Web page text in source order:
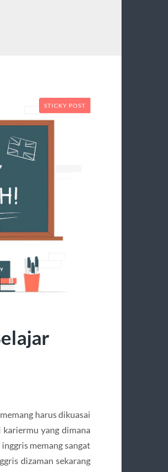
STICKY POST
harus dikuasai
yang dimana
memang sangat
dizaman sekarang